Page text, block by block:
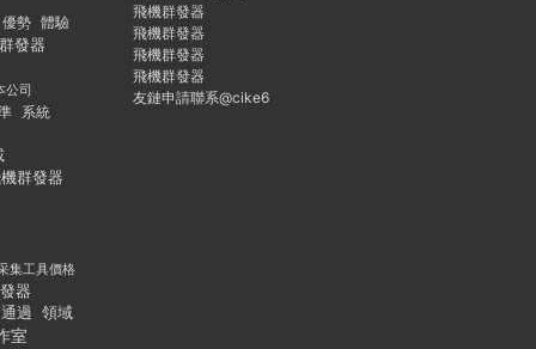
優勢 體驗
發器
公司
系統
群發器
集工具價格
器
通過 領域
室
飛機群發器
飛機群發器
飛機群發器
飛機群發器
友鏈申請聯系@cike6